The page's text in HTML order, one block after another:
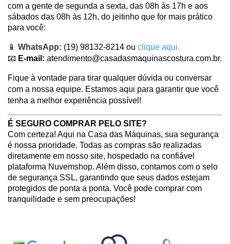
com a gente de segunda a sexta, das 08h às 17h e aos
sábados das 08h às 12h, do jeitinho que for mais prático
para você:
📱 WhatsApp: (19) 98132-8214 ou clique aqui.
📧 E-mail: atendimento@casadasmaquinascostura.com.br.
Fique à vontade para tirar qualquer dúvida ou conversar
com a nossa equipe. Estamos aqui para garantir que você
tenha a melhor experiência possível!
É SEGURO COMPRAR PELO SITE?
Com certeza! Aqui na Casa das Máquinas, sua segurança
é nossa prioridade. Todas as compras são realizadas
diretamente em nosso site, hospedado na confiável
plataforma Nuvemshop. Além disso, contamos com o selo
de segurança SSL, garantindo que seus dados estejam
protegidos de ponta a ponta. Você pode comprar com
tranquilidade e sem preocupações!